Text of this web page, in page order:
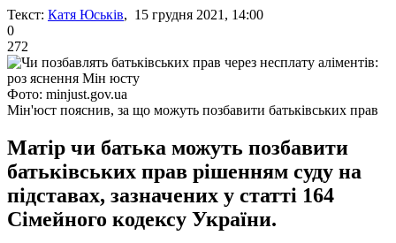
Текст: Катя Юськів, 15 грудня 2021, 14:00
0
272
Фото: minjust.gov.ua
Мін'юст пояснив, за що можуть позбавити батьківських прав
Матір чи батька можуть позбавити
батьківських прав рішенням суду на
підставах, зазначених у статті 164
Сімейного кодексу України.